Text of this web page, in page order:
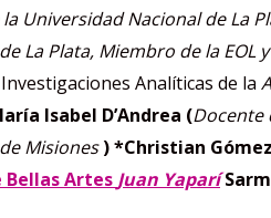
Universidad Nacional de La
La Plata, Miembro de la
Analíticas de la
Isabel D’Andrea (Docente
Misiones)*Christian
Bellas Artes Juan Yaparí